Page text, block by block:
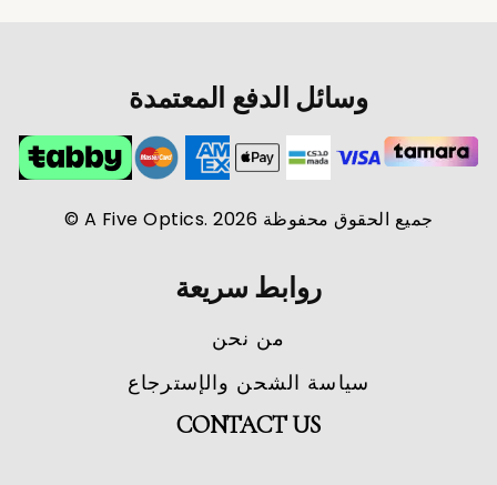
وسائل الدفع المعتمدة
جميع الحقوق محفوظة A Five Optics. 2026 ©
روابط سريعة
من نحن
سياسة الشحن والإسترجاع
CONTACT US